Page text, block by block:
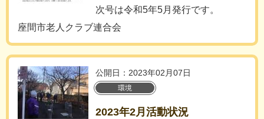
次号は令和5年5月発行です。
座間市老人クラブ連合会
公開日：2023年02月07日
環境
2023年2月活動状況